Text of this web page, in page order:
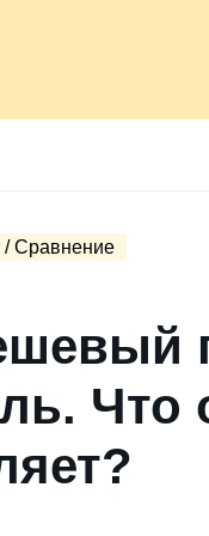
Сравнение
Что